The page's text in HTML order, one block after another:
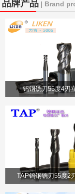
品牌产品 | Brand
钨钢铣刀55度4刃
TAP钨钢铣刀55度2